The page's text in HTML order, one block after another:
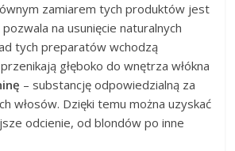
zamiarem tych produktów jest
na usunięcie naturalnych
tych preparatów wchodzą
głęboko do wnętrza włókna
– substancję odpowiedzialną za
włosów. Dzięki temu można uzyskać
odcienie, od blondów po inne